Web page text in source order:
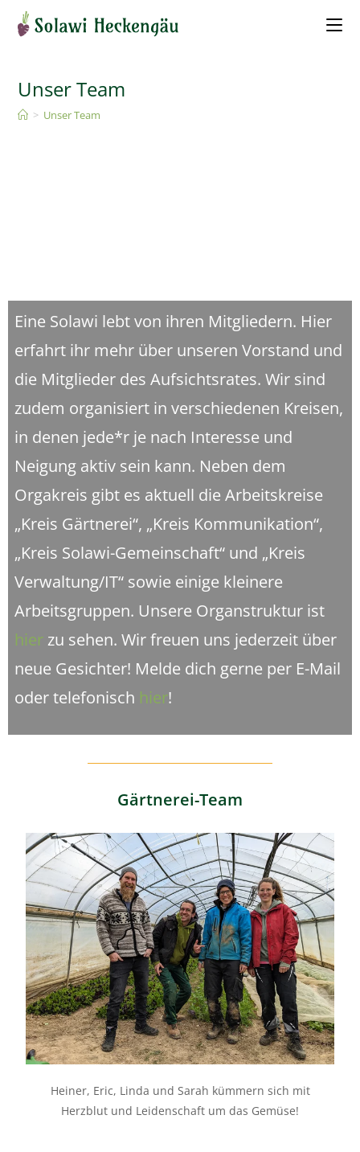
Unser Team
> Unser Team
Eine Solawi lebt von ihren Mitgliedern. Hier
erfahrt ihr mehr über unseren Vorstand und
die Mitglieder des Aufsichtsrates. Wir sind
zudem organisiert in verschiedenen Kreisen,
in denen jede*r je nach Interesse und
Neigung aktiv sein kann. Neben dem
Orgakreis gibt es aktuell die Arbeitskreise
„Kreis Gärtnerei“, „Kreis Kommunikation“,
„Kreis Solawi-Gemeinschaft“ und „Kreis
Verwaltung/IT“ sowie einige kleinere
Arbeitsgruppen. Unsere Organstruktur ist
hierzu sehen. Wir freuen uns jederzeit über
neue Gesichter! Melde dich gerne per E-Mail
oder telefonisch hier!
Gärtnerei-Team
Heiner, Eric, Linda und Sarah kümmern sich mit
Herzblut und Leidenschaft um das Gemüse!